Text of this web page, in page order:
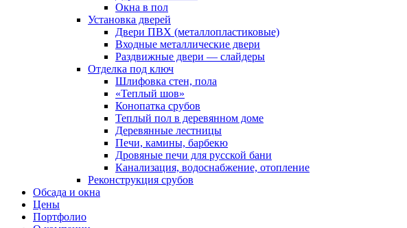
Окна в пол
Установка дверей
Двери ПВХ (металлопластиковые)
Входные металлические двери
Раздвижные двери — слайдеры
Отделка под ключ
Шлифовка стен, пола
«Теплый шов»
Конопатка срубов
Теплый пол в деревянном доме
Деревянные лестницы
Печи, камины, барбекю
Дровяные печи для русской бани
Канализация, водоснабжение, отопление
Реконструкция срубов
Обсада и окна
Цены
Портфолио